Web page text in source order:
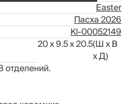
Easter
Пасха 2026
Kl-00052149
20 x 9.5 x 20.5(Ш x В
x Д)
отделений.